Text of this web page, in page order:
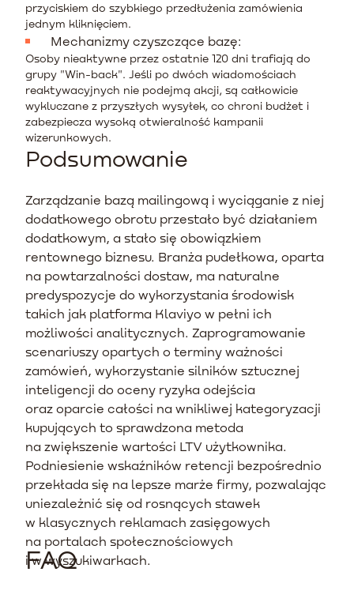
przyciskiem do szybkiego przedłużenia zamówienia
jednym kliknięciem.
Mechanizmy czyszczące bazę:
Osoby nieaktywne przez ostatnie 120 dni trafiają do
grupy "Win-back". Jeśli po dwóch wiadomościach
reaktywacyjnych nie podejmą akcji, są całkowicie
wykluczane z przyszłych wysyłek, co chroni budżet i
zabezpiecza wysoką otwieralność kampanii
wizerunkowych.
Podsumowanie
Zarządzanie bazą mailingową i wyciąganie z niej
dodatkowego obrotu przestało być działaniem
dodatkowym, a stało się obowiązkiem
rentownego biznesu. Branża pudełkowa, oparta
na powtarzalności dostaw, ma naturalne
predyspozycje do wykorzystania środowisk
takich jak platforma Klaviyo w pełni ich
możliwości analitycznych. Zaprogramowanie
scenariuszy opartych o terminy ważności
zamówień, wykorzystanie silników sztucznej
inteligencji do oceny ryzyka odejścia
oraz oparcie całości na wnikliwej kategoryzacji
kupujących to sprawdzona metoda
na zwiększenie wartości LTV użytkownika.
Podniesienie wskaźników retencji bezpośrednio
przekłada się na lepsze marże firmy, pozwalając
uniezależnić się od rosnących stawek
w klasycznych reklamach zasięgowych
na portalach społecznościowych
i w wyszukiwarkach.
FAQ